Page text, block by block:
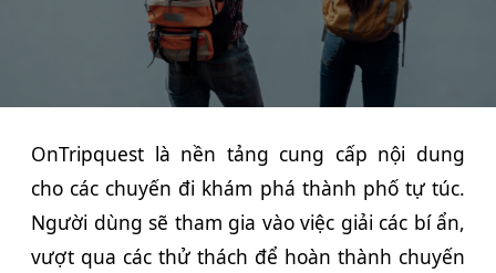
OnTripquest là nền tảng cung cấp nội dung
cho các chuyến đi khám phá thành phố tự túc.
Người dùng sẽ tham gia vào việc giải các bí ẩn,
vượt qua các thử thách để hoàn thành chuyến